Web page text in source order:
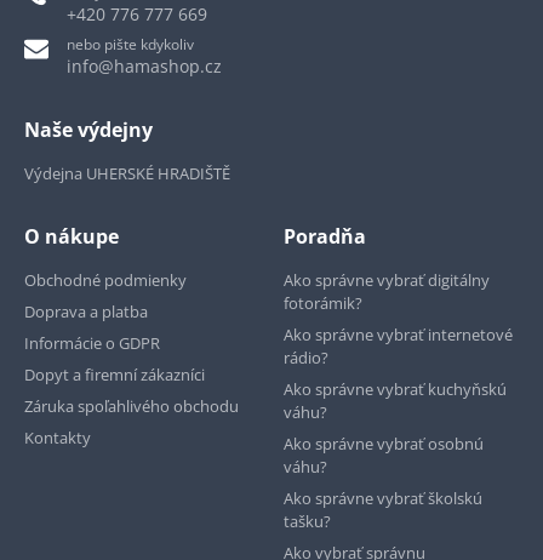
+420 776 777 669
nebo pište kdykoliv
info@hamashop.cz
Naše výdejny
Výdejna UHERSKÉ HRADIŠTĚ
O nákupe
Obchodné podmienky
Doprava a platba
Informácie o GDPR
Dopyt a firemní zákazníci
Záruka spoľahlivého obchodu
Kontakty
Poradňa
Ako správne vybrať digitálny
fotorámik?
Ako správne vybrať internetové
rádio?
Ako správne vybrať kuchyňskú
váhu?
Ako správne vybrať osobnú
váhu?
Ako správne vybrať školskú
tašku?
Ako vybrať správnu